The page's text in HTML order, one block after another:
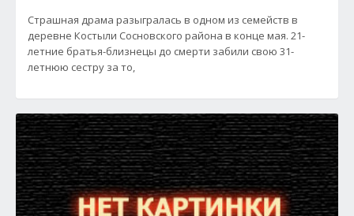
Страшная драма разыгралась в одном из семейств в
деревне Костыли Сосновского района в конце мая. 21-
летние братья-близнецы до смерти забили свою 31-
летнюю сестру за то,